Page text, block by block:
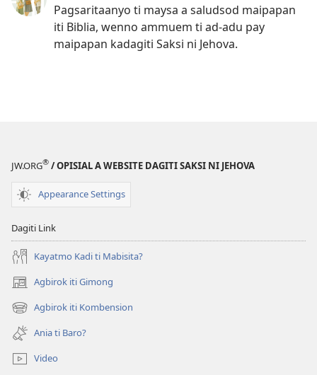
Pagsaritaanyo ti maysa a saludsod maipapan
iti Biblia, wenno ammuem ti ad-adu pay
maipapan kadagiti Saksi ni Jehova.
JW.ORG® / OPISIAL A WEBSITE DAGITI SAKSI NI JEHOVA
Appearance Settings
Dagiti Link
Kayatmo Kadi ti Mabisita?
Agbirok iti Gimong
(manglukat
iti
baro
window)
Agbirok iti Kombension
(manglukat
iti
baro
a
window)
Ania ti Baro?
Video